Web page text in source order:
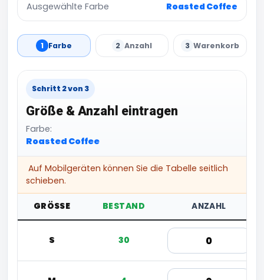
Ausgewählte Farbe Roasted Coffee
1 Farbe 2 Anzahl 3 Warenkorb
Schritt 2 von 3
Größe & Anzahl eintragen
Farbe:
Roasted Coffee
Auf Mobilgeräten können Sie die Tabelle seitlich
schieben.
GRÖSSE BESTAND ANZAHL
S 30